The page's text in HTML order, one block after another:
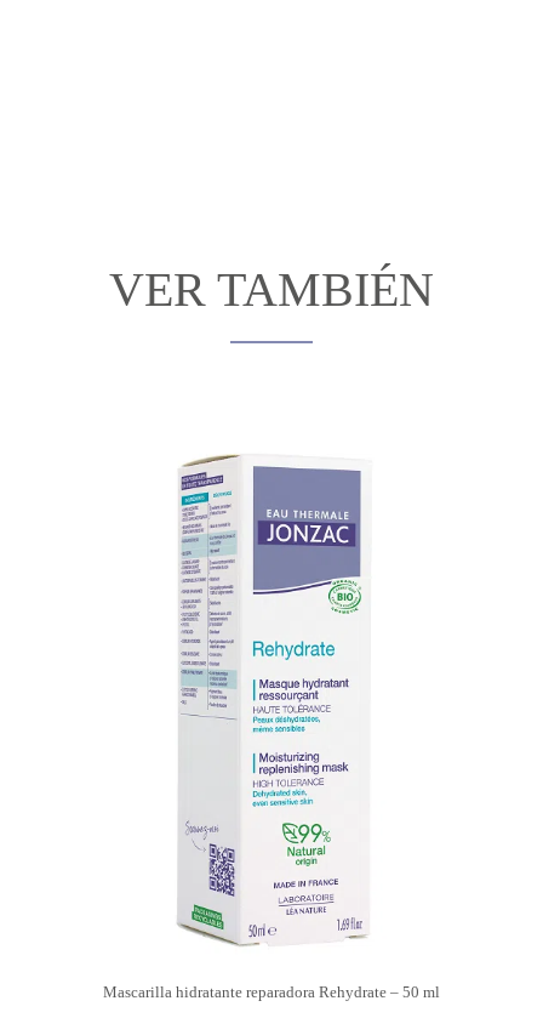
VER TAMBIÉN
Mascarilla hidratante reparadora Rehydrate – 50 ml